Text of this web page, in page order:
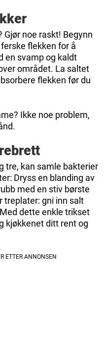
Gjør noe raskt! Begynn
flekken for å
en svamp og kaldt
området. La saltet
flekken før du
Ikke noe problem,
tre, kan samle bakterier
Dryss en blanding av
med en stiv børste
treplater: gni inn salt
dette enkle trikset
kjøkkenet ditt rent og